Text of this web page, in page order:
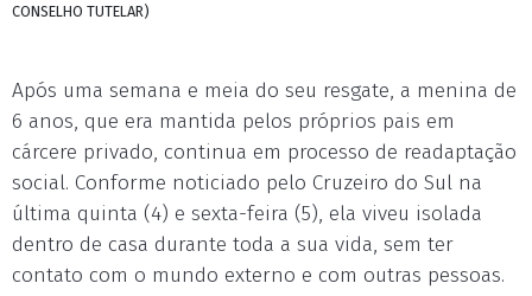
CONSELHO TUTELAR)
Após uma semana e meia do seu resgate, a menina de
6 anos, que era mantida pelos próprios pais em
cárcere privado, continua em processo de readaptação
social. Conforme noticiado pelo Cruzeiro do Sul na
última quinta (4) e sexta-feira (5), ela viveu isolada
dentro de casa durante toda a sua vida, sem ter
contato com o mundo externo e com outras pessoas.